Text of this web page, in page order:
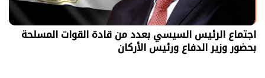
اجتماع الرئيس السيسي بعدد من قادة القوات المسلحة
بحضور وزير الدفاع ورئيس الأركان